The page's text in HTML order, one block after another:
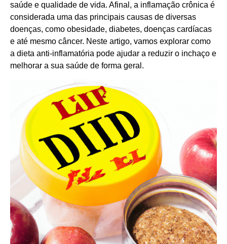
saúde e qualidade de vida. Afinal, a inflamação crônica é
considerada uma das principais causas de diversas
doenças, como obesidade, diabetes, doenças cardíacas
e até mesmo câncer. Neste artigo, vamos explorar como
a dieta anti-inflamatória pode ajudar a reduzir o inchaço e
melhorar a sua saúde de forma geral.